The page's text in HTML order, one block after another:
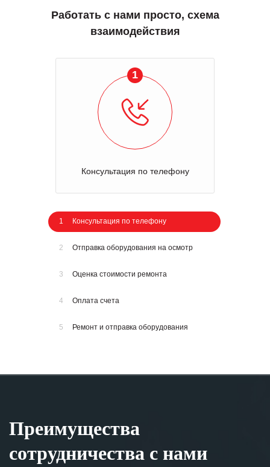
Работать с нами просто, схема
взаимодействия
1
Консультация по телефону
1 Консультация по телефону
2 Отправка оборудования на осмотр
3 Оценка стоимости ремонта
4 Оплата счета
5 Ремонт и отправка оборудования
Преимущества
сотрудничества с нами